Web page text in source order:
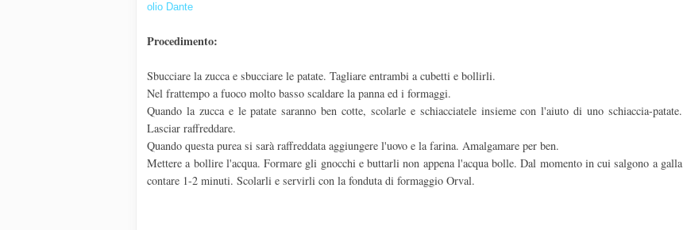
olio Dante
Procedimento:
Sbucciare la zucca e sbucciare le patate. Tagliare entrambi a cubetti e bollirli.
Nel frattempo a fuoco molto basso scaldare la panna ed i formaggi.
Quando la zucca e le patate saranno ben cotte, scolarle e schiacciatele insieme con l'aiuto di uno schiaccia-patate.
Lasciar raffreddare.
Quando questa purea si sarà raffreddata aggiungere l'uovo e la farina. Amalgamare per ben.
Mettere a bollire l'acqua. Formare gli gnocchi e buttarli non appena l'acqua bolle. Dal momento in cui salgono a galla
contare 1-2 minuti. Scolarli e servirli con la fonduta di formaggio Orval.